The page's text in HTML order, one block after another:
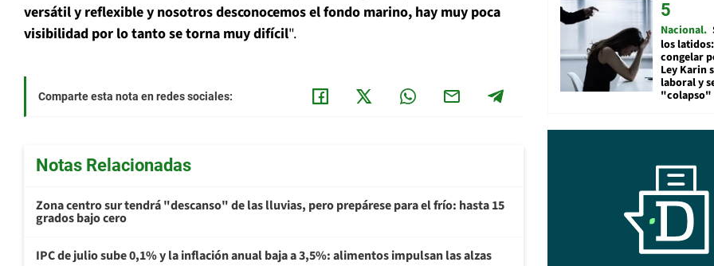
versátil y reflexible y nosotros desconocemos el fondo marino, hay muy poca
visibilidad por lo tanto se torna muy difícil".
Comparte esta nota en redes sociales:
Notas Relacionadas
Zona centro sur tendrá "descanso" de las lluvias, pero prepárese para el frío: hasta 15
grados bajo cero
IPC de julio sube 0,1% y la inflación anual baja a 3,5%: alimentos impulsan las alzas
Nacional
los
congelar
Ley Karin
laboral y
"colapso"